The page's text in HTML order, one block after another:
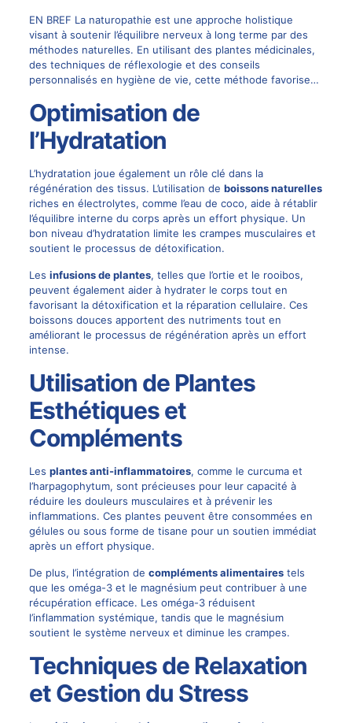
EN BREF La naturopathie est une approche holistique
visant à soutenir l’équilibre nerveux à long terme par des
méthodes naturelles. En utilisant des plantes médicinales,
des techniques de réflexologie et des conseils
personnalisés en hygiène de vie, cette méthode favorise…
Optimisation de
l’Hydratation
L’hydratation joue également un rôle clé dans la
régénération des tissus. L’utilisation de boissons naturelles
riches en électrolytes, comme l’eau de coco, aide à rétablir
l’équilibre interne du corps après un effort physique. Un
bon niveau d’hydratation limite les crampes musculaires et
soutient le processus de détoxification.
Les infusions de plantes, telles que l’ortie et le rooibos,
peuvent également aider à hydrater le corps tout en
favorisant la détoxification et la réparation cellulaire. Ces
boissons douces apportent des nutriments tout en
améliorant le processus de régénération après un effort
intense.
Utilisation de Plantes
Esthétiques et
Compléments
Les plantes anti-inflammatoires, comme le curcuma et
l’harpagophytum, sont précieuses pour leur capacité à
réduire les douleurs musculaires et à prévenir les
inflammations. Ces plantes peuvent être consommées en
gélules ou sous forme de tisane pour un soutien immédiat
après un effort physique.
De plus, l’intégration de compléments alimentairestels
que les oméga-3 et le magnésium peut contribuer à une
récupération efficace. Les oméga-3 réduisent
l’inflammation systémique, tandis que le magnésium
soutient le système nerveux et diminue les crampes.
Techniques de Relaxation
et Gestion du Stress